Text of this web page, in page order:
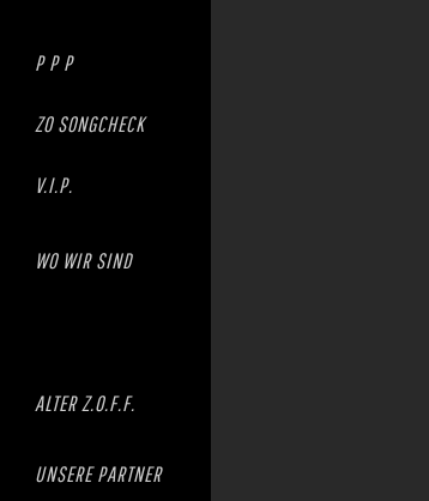
P P P
ZO SONGCHECK
V.I.P.
WO WIR SIND
ALTER Z.O.F.F.
UNSERE PARTNER